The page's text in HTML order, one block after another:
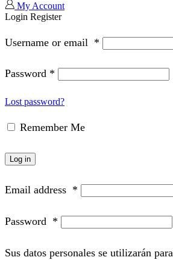
My Account
Login Register
Username or email *
Password *
Lost password?
Remember Me
Log in
Email address *
Password *
Sus datos personales se utilizarán